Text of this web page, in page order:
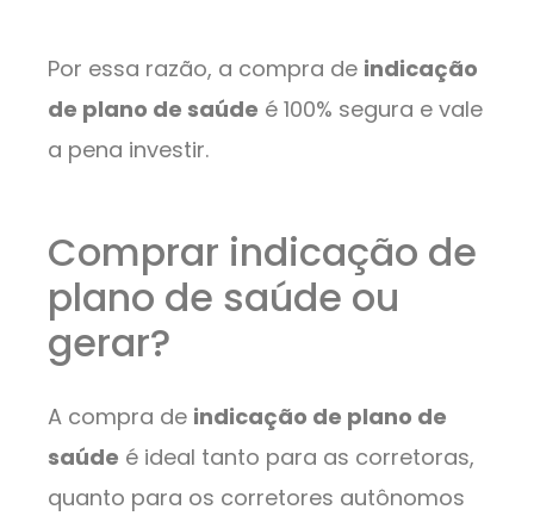
Por essa razão, a compra de indicação
de plano de saúde é 100% segura e vale
a pena investir.
Comprar indicação de
plano de saúde ou
gerar?
A compra de indicação de plano de
saúde é ideal tanto para as corretoras,
quanto para os corretores autônomos